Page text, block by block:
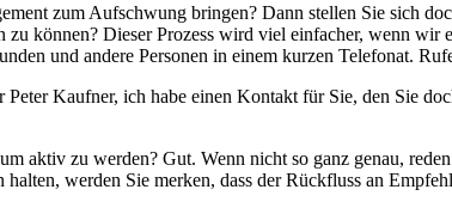
zum Aufschwung bringen? Dann stellen Sie sich
können? Dieser Prozess wird viel einfacher, wenn
und andere Personen in einem kurzen Telefonat.
Kaufner, ich habe einen Kontakt für Sie, den Sie
aktiv zu werden? Gut. Wenn nicht so ganz genau,
halten, werden Sie merken, dass der Rückfluss an